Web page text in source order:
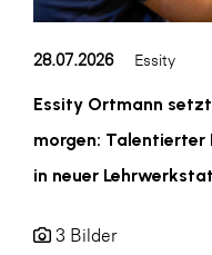
Designer
DOMOFERM
Essity
EY
FG UBIT
foodaffairs
28.07.2026 Essity
Essity Ortmann
morgen:
in neuer
3 Bilder